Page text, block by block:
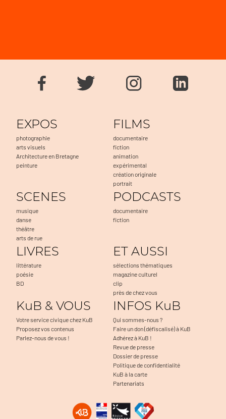
EXPOS
photographie
arts visuels
Architecture en Bretagne
peinture
FILMS
documentaire
fiction
animation
expérimental
création originale
portrait
SCENES
musique
danse
théâtre
arts de rue
PODCASTS
documentaire
fiction
LIVRES
littérature
poésie
BD
ET AUSSI
sélections thématiques
magazine culturel
clip
près de chez vous
KuB & VOUS
Votre service civique chez KuB
Proposez vos contenus
Parlez-nous de vous !
INFOS KuB
Qui sommes-nous ?
Faire un don (défiscalisé) à KuB
Adhérez à KuB !
Revue de presse
Dossier de presse
Politique de confidentialité
KuB à la carte
Partenariats